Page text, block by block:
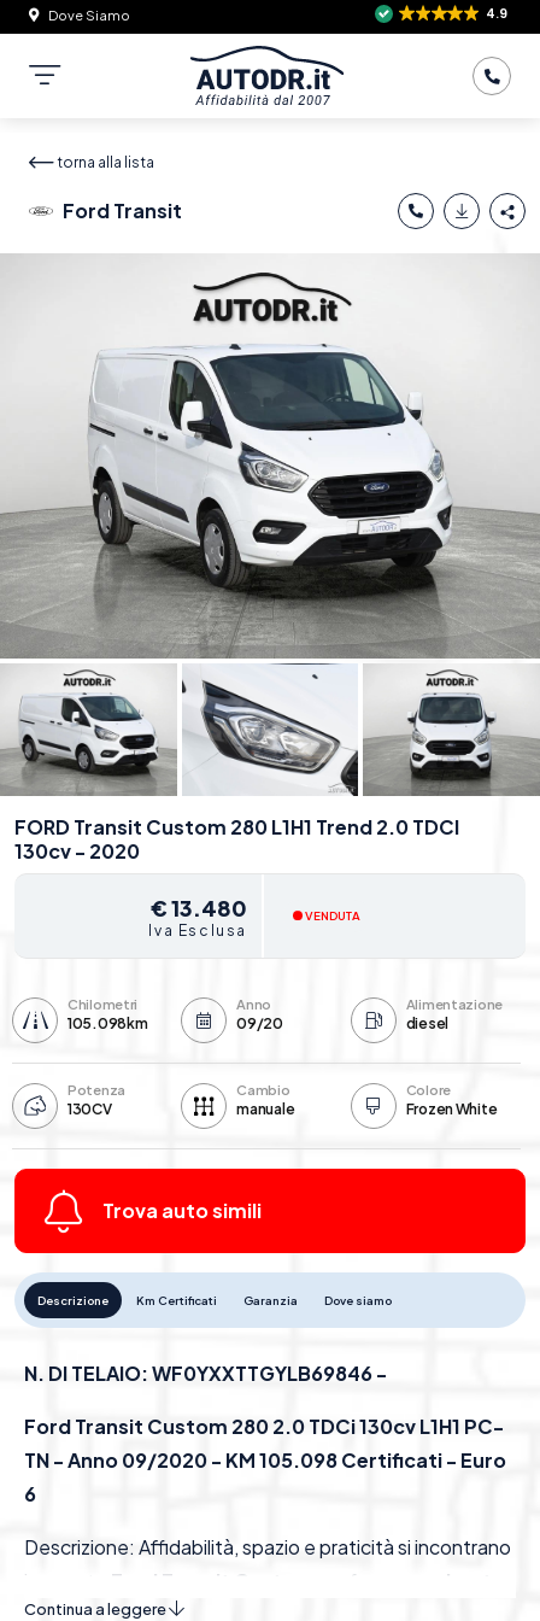
Dove Siamo 4.9
torna alla lista
Ford Transit
FORD Transit Custom 280 L1H1 Trend 2.0 TDCI
130cv - 2020
€ 13.480
Iva Esclusa
VENDUTA
Chilometri
105.098km
Anno
09/20
Alimentazione
diesel
Potenza
130CV
Cambio
manuale
Colore
Frozen White
Trova auto simili
Descrizione Km Certificati Garanzia Dove siamo
N. DI TELAIO: WF0YXXTTGYLB69846 -
Ford Transit Custom 280 2.0 TDCi 130cv L1H1 PC-
TN - Anno 09/2020 - KM 105.098 Certificati - Euro
6
Descrizione: Affidabilità, spazio e praticità si incontrano
in questo Ford Transit Custom , un furgone
robusto
e versatile, perfetto per professionisti e artigiani. Con
Continua a leggere